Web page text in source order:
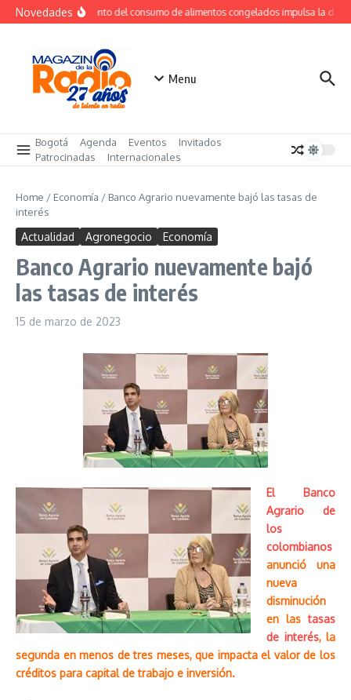
Saltar al contenido
NovedadesCrecimiento del consumo de alimentos congelados impulsa la
Menu
Bogotá Agenda Eventos
Invitados
Patrocinadas
Internacionales
Home / Economía / Banco Agrario nuevamente bajó las tasas de
interés
Actualidad Agronegocio Economía
Banco Agrario nuevamente bajó
las tasas de interés
15 de marzo de 2023
El Banco
Agrario de
los
colombianos
anunció una
nueva
disminución
en lastasas
de interés, la
segunda en menos de tres meses, que impacta el valor de los
créditos para capital de trabajo e inversión.